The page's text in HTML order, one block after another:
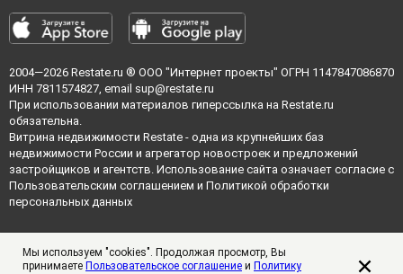
2004—2026 Restate.ru ® ООО "Интернет проекты" ОГРН 1147847086870
ИНН 7811574827, email sup@restate.ru
При использовании материалов гиперссылка на Restate.ru
обязательна.
Витрина недвижимости Restate - одна из крупнейших баз
недвижимости России и агрегатор новостроек и предложений
застройщиков и агентств. Использование сайта означает согласие с
Пользовательским соглашением и Политикой обработки
персональных данных
Мы используем "cookies". Продолжая просмотр, Вы
принимаете Пользовательское соглашение и Политику